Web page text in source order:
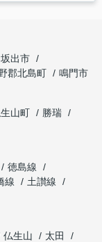
坂出市
郡北島町
鳴門市
山町
勝瑞
徳島線
線
土讃線
仏生山
太田